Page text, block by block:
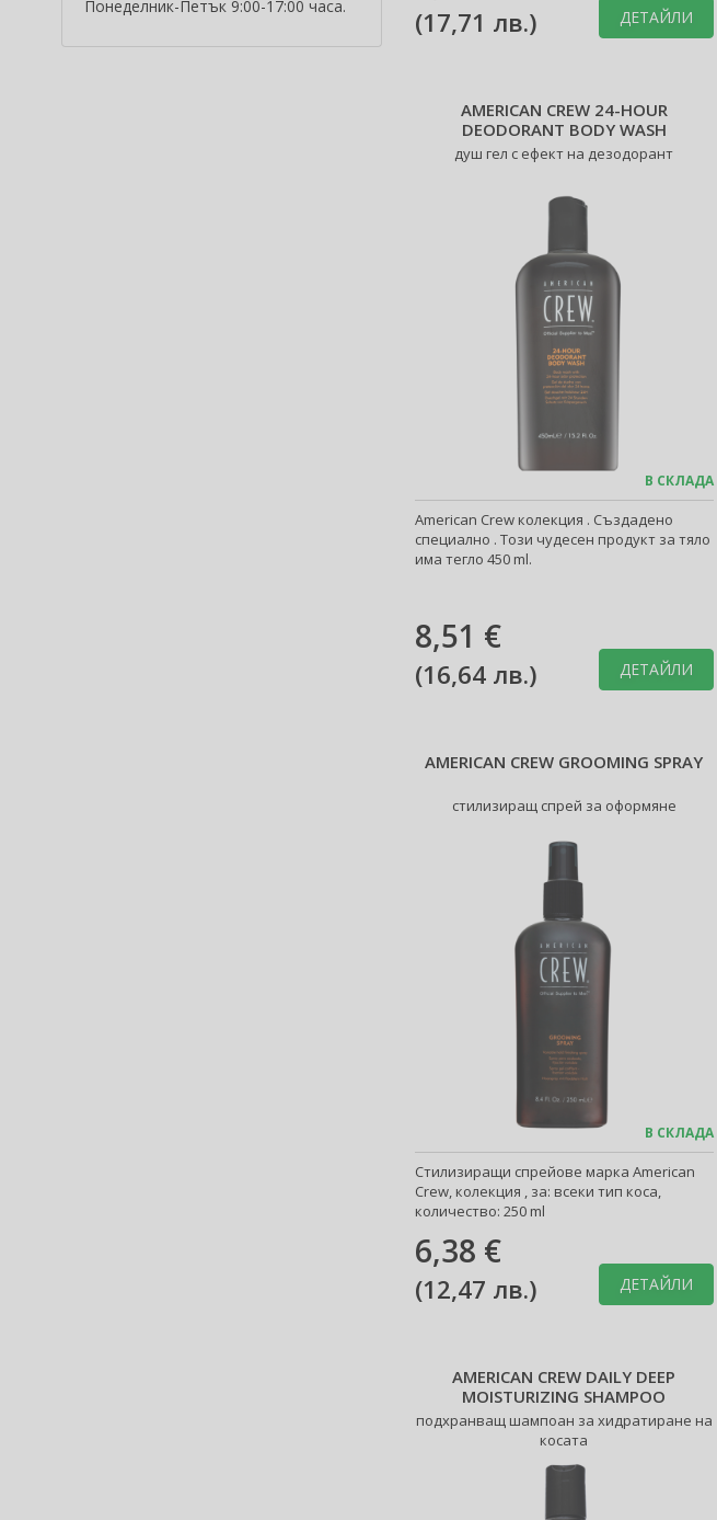
(17,71 лв.) ДЕТАЙЛИ
AMERICAN CREW 24-HOUR
DEODORANT BODY WASH
душ гел с ефект на дезодорант
В СКЛАДА
American Crew колекция . Създадено
специално . Този чудесен продукт за тяло
има тегло 450 ml.
8,51 €
(16,64 лв.) ДЕТАЙЛИ
AMERICAN CREW GROOMING SPRAY
стилизиращ спрей за оформяне
В СКЛАДА
Стилизиращи спрейове марка American
Crew, колекция , за: всеки тип коса,
количество: 250 ml
6,38 €
(12,47 лв.) ДЕТАЙЛИ
AMERICAN CREW DAILY DEEP
MOISTURIZING SHAMPOO
подхранващ шампоан за хидратиране на
косата
Alfred Sung (7)
Понеделник-Петък 9:00-17:00 часа.